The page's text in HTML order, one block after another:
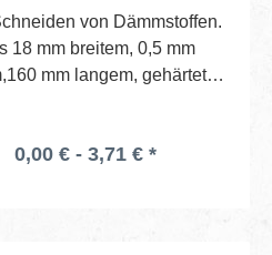
von Dämmstoffen.
18 mm breitem, 0,5 mm
mm langem, gehärtetem
jedem gebräuchlichen
0,00 € - 3,71 € *